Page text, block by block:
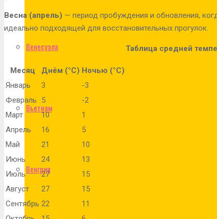
Венесуэла
Вьетнам
Венгрия
Весна (апрель) — период пробуждения и обновления,
идеально подходящей для восстановительных прогулок.
Таблица средней
Месяц Днём (°C) Ночью (°C)
Январь
3
-3
Февраль
5
-2
Март
10
1
Апрель
16
5
Май
21
10
Июнь
24
13
Июль
27
15
Август
27
15
Сентябрь 22
11